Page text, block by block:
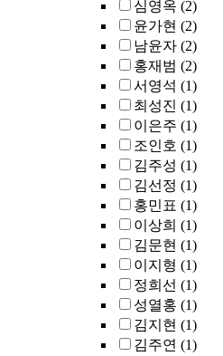
심영옥 (2)
윤가현 (2)
남윤자 (2)
홍재범 (2)
서영석 (1)
최성진 (1)
이은주 (1)
조인호 (1)
김주성 (1)
김선정 (1)
홍민표 (1)
이상희 (1)
김문현 (1)
이지형 (1)
정희선 (1)
성열홍 (1)
김지현 (1)
김주연 (1)